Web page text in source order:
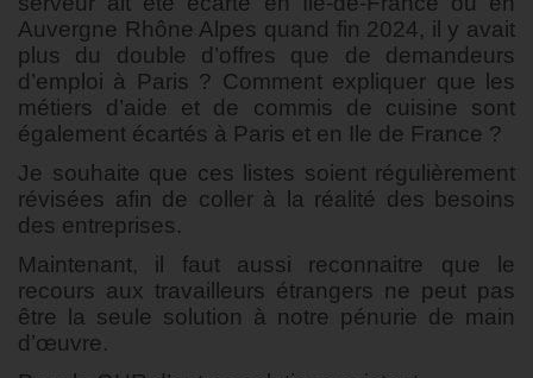
Auvergne Rhône Alpes quand fin 2024, il y avait
plus du double d’offres que de demandeurs
d’emploi à Paris ? Comment expliquer que les
métiers d’aide et de commis de cuisine sont
également écartés à Paris et en Ile de France ?
Je souhaite que ces listes soient régulièrement
révisées afin de coller à la réalité des besoins
des entreprises.
Maintenant, il faut aussi reconnaitre que le
recours aux travailleurs étrangers ne peut pas
être la seule solution à notre pénurie de main
d’œuvre.